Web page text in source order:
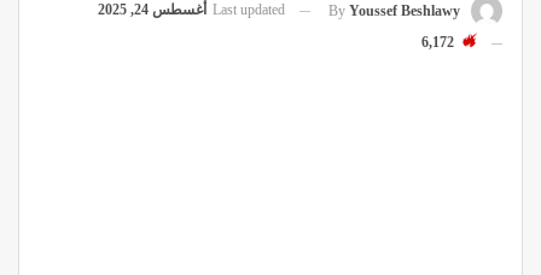
By Youssef Beshlawy
Last updated أغسطس 24, 2025
6,172